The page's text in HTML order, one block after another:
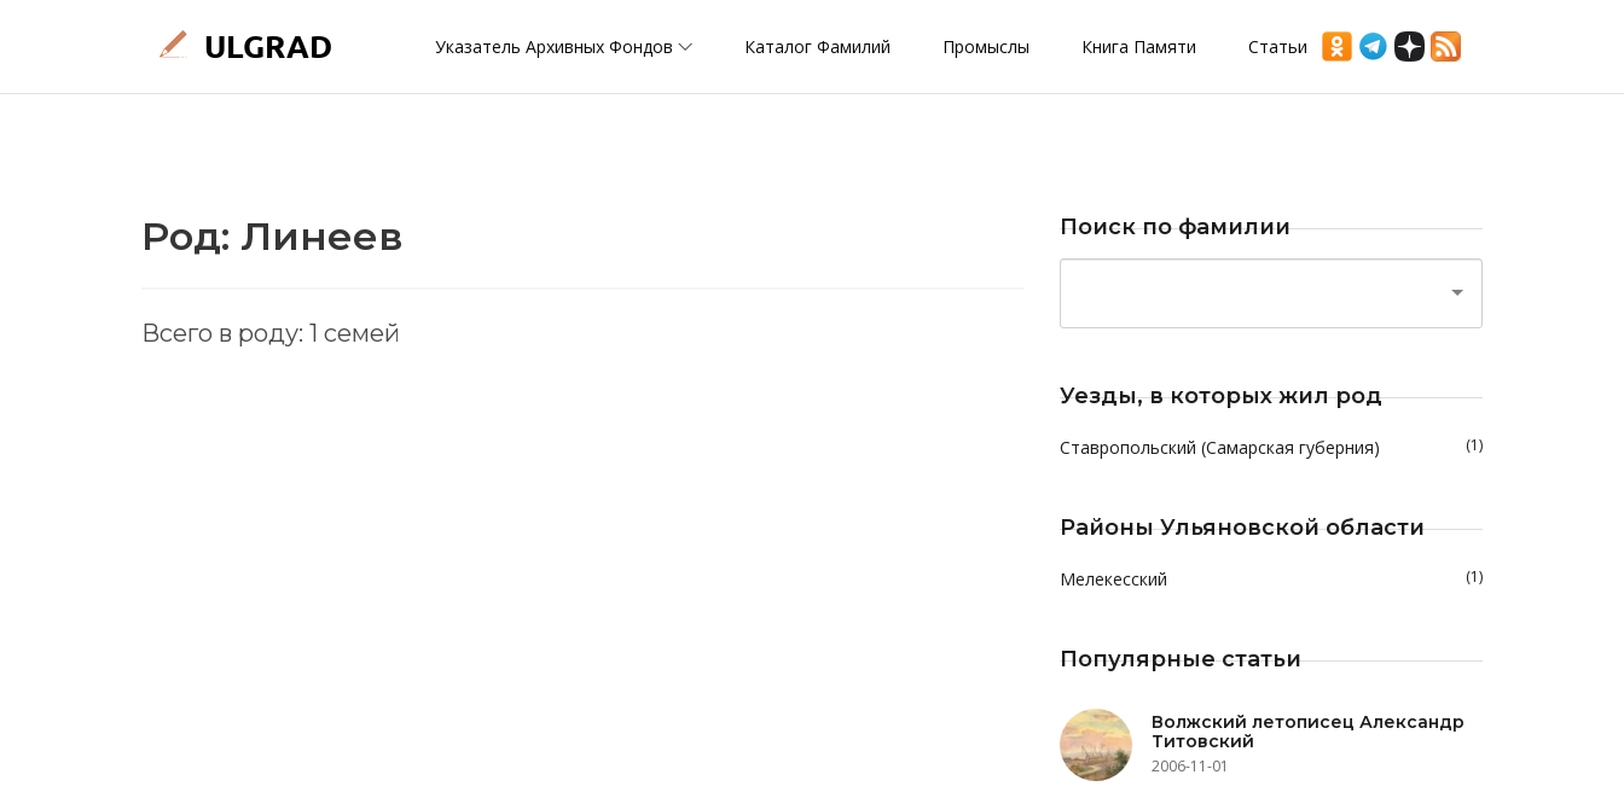
Указатель Архивных Фондов Каталог Фамилий Промыслы Книга Памяти Статьи
Род: Линеев
Всего в роду: 1 семей
Поиск по фамилии
Уезды, в которых жил род
Ставропольский (Самарская губерния) (1)
Районы Ульяновской области
Мелекесский (1)
Популярные статьи
Волжский летописец Александр
Титовский
2006-11-01